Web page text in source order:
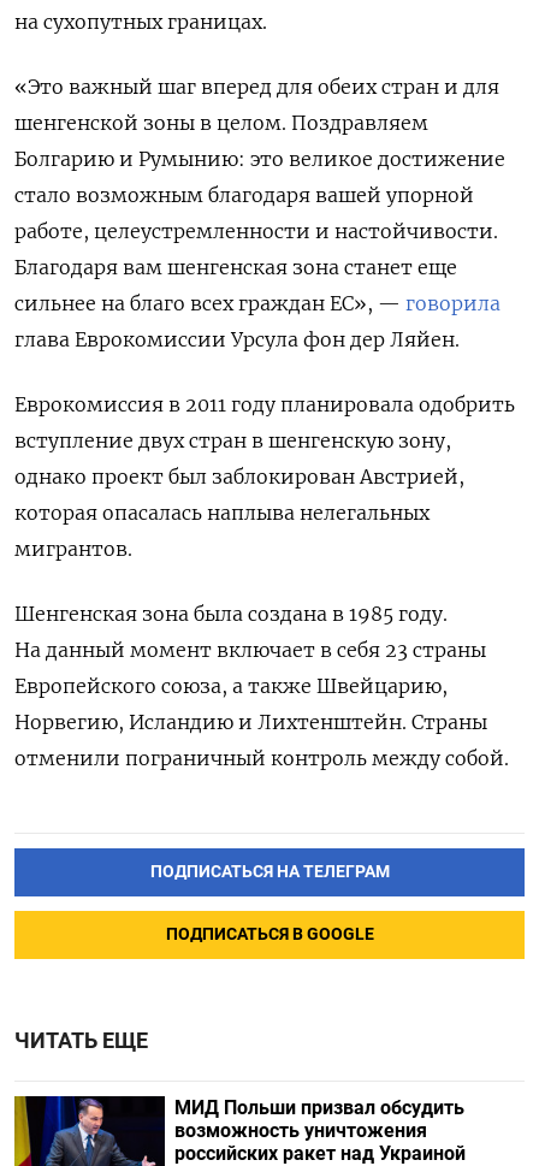
на сухопутных границах.
«Это важный шаг вперед для обеих стран и для
шенгенской зоны в целом. Поздравляем
Болгарию и Румынию: это великое достижение
стало возможным благодаря вашей упорной
работе, целеустремленности и настойчивости.
Благодаря вам шенгенская зона станет еще
сильнее на благо всех граждан ЕС», — говорила
глава Еврокомиссии Урсула фон дер Ляйен.
Еврокомиссия в 2011 году планировала одобрить
вступление двух стран в шенгенскую зону,
однако проект был заблокирован Австрией,
которая опасалась наплыва нелегальных
мигрантов.
Шенгенская зона была создана в 1985 году.
На данный момент включает в себя 23 страны
Европейского союза, а также Швейцарию,
Норвегию, Исландию и Лихтенштейн. Страны
отменили пограничный контроль между собой.
ПОДПИСАТЬСЯ НА ТЕЛЕГРАМ
ПОДПИСАТЬСЯ В GOOGLE
ЧИТАТЬ ЕЩЕ
МИД Польши призвал обсудить
возможность уничтожения
российских ракет над Украиной